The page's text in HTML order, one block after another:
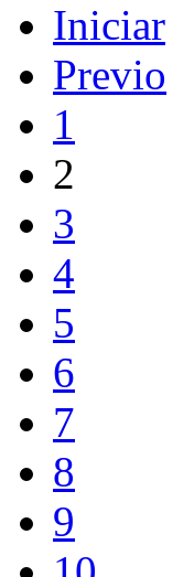
Iniciar
Previo
1
2
3
4
5
6
7
8
9